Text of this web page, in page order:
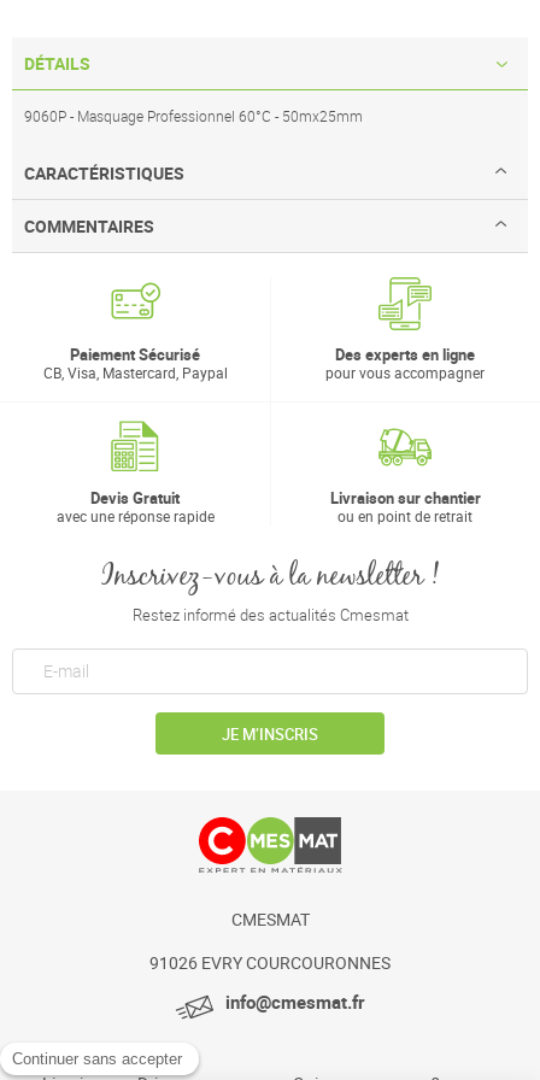
DÉTAILS
9060P - Masquage Professionnel 60°C - 50mx25mm
CARACTÉRISTIQUES
COMMENTAIRES
Paiement Sécurisé
CB, Visa, Mastercard, Paypal
Des experts en ligne
pour vous accompagner
Devis Gratuit
avec une réponse rapide
Livraison sur chantier
ou en point de retrait
Inscrivez-vous à la newsletter !
Restez informé des actualités Cmesmat
JE M’INSCRIS
CMESMAT
91026 EVRY COURCOURONNES
info@cmesmat.fr